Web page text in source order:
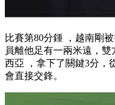
比賽第80分鍾 ，越南
員離他足有一兩米遠 ，
西亞 ，拿下了關鍵3分
會直接交鋒 。